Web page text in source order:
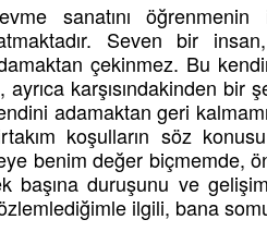
sanatını
Seven bir
çekinmez. Bu
ayrıca karşısındakinden
adamaktan geri
koşulların söz
benim değer biçmemde,
başına duruşunu ve
ilgili, bana